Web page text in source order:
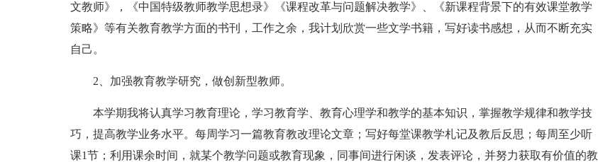
文教师》，《中国特级教师教学思想录》《课程改革与问题解决教学》、《新课程背景下的有效课堂教学
策略》等有关教育教学方面的书刊，工作之余，我计划欣赏一些文学书籍，写好读书感想，从而不断充实
自己。
2、加强教育教学研究，做创新型教师。
本学期我将认真学习教育理论，学习教育学、教育心理学和教学的基本知识，掌握教学规律和教学技
巧，提高教学业务水平。每周学习一篇教育教改理论文章；写好每堂课教学札记及教后反思；每周至少听
课1节；利用课余时间，就某个教学问题或教育现象，同事间进行闲谈，发表评论，并努力获取有价值的教